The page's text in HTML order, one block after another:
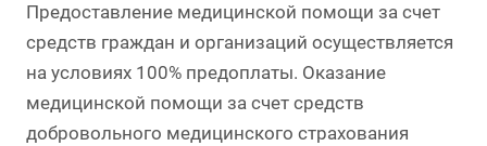
Предоставление медицинской помощи за счет
средств граждан и организаций осуществляется
на условиях 100% предоплаты. Оказание
медицинской помощи за счет средств
добровольного медицинского страхования